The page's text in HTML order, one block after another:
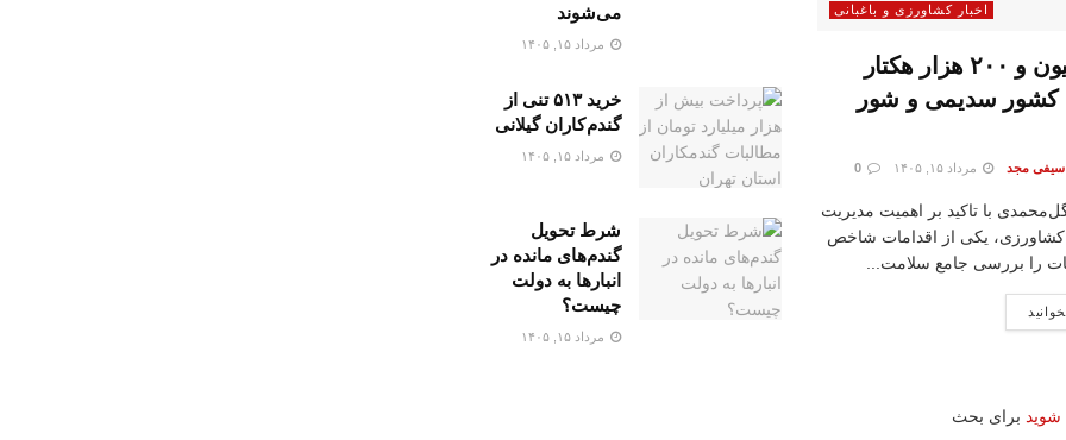
اخبار کشاورزی و باغبانی
یک میلیون و ۲۰۰ هزار هکتار
کشور سدیمی و شور
سیفی مجد مرداد ۱۵, ۱۴۰۵ 0
با تاکید بر اهمیت مدیریت
کشاورزی، یکی از اقدامات شاخص
را بررسی جامع سلامت...
می‌شوند
مرداد ۱۵, ۱۴۰۵
خرید ۵۱۳ تنی از
گندم کاران گیلانی
مرداد ۱۵, ۱۴۰۵
شرط تحویل
گندم‌های مانده در
انبار‌ها به دولت
چیست؟
مرداد ۱۵, ۱۴۰۵
شوید برای بحث